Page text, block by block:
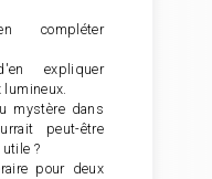
compléter
expliquer
lumineux.
mystère dans
peut-être
?
pour deux